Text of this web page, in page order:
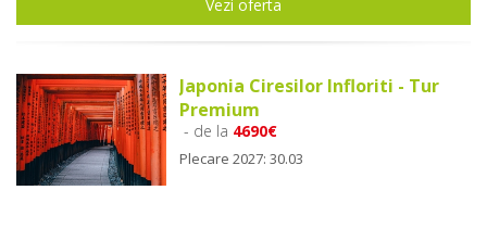
Vezi oferta
Japonia Ciresilor Infloriti - Tur
Premium
- de la 4690€
Plecare 2027: 30.03